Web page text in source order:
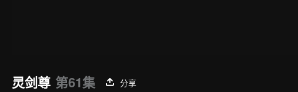
灵剑尊 第61集
分享